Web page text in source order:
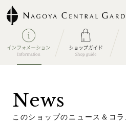
News
こ のシ ョ ッ プのニ ュ ース ＆ コ ラ